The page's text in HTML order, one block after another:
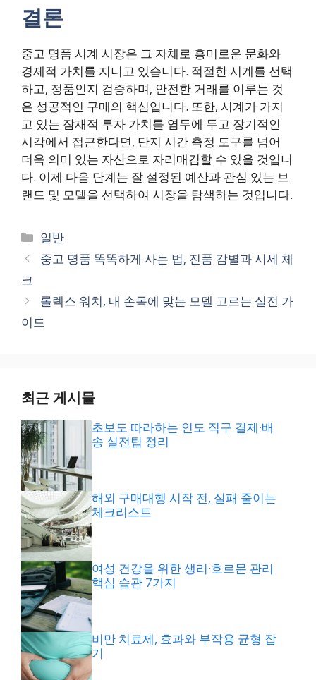
결론
중고 명품 시계 시장은 그 자체로 흥미로운 문화와
경제적 가치를 지니고 있습니다. 적절한 시계를 선택
하고, 정품인지 검증하며, 안전한 거래를 이루는 것
은 성공적인 구매의 핵심입니다. 또한, 시계가 가지
고 있는 잠재적 투자 가치를 염두에 두고 장기적인
시각에서 접근한다면, 단지 시간 측정 도구를 넘어
더욱 의미 있는 자산으로 자리매김할 수 있을 것입니
다. 이제 다음 단계는 잘 설정된 예산과 관심 있는 브
랜드 및 모델을 선택하여 시장을 탐색하는 것입니다.
카
테
고
일반
중고 명품 똑똑하게 사는 법, 진품 감별과 시세 체
크
롤렉스 워치, 내 손목에 맞는 모델 고르는 실전 가
이드
최근 게시물
초보도 따라하는 인도 직구 결제·배
송 실전팁 정리
해외 구매대행 시작 전, 실패 줄이는
체크리스트
여성 건강을 위한 생리·호르몬 관리
핵심 습관 7가지
비만 치료제, 효과와 부작용 균형 잡
기